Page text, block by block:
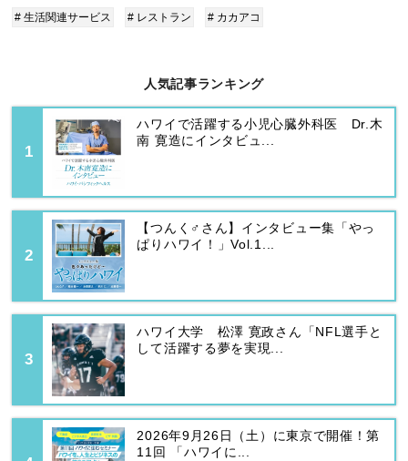
# 生活関連サービス # レストラン # カカアコ
人気記事ランキング
ハワイで活躍する小児心臓外科医 Dr.木
南 寛造にインタビュ...
【つんく♂さん】インタビュー集「やっ
ぱりハワイ！」Vol.1...
ハワイ大学 松澤 寛政さん「NFL選手と
して活躍する夢を実現...
2026年9月26日（土）に東京で開催！第
11回 「ハワイに...